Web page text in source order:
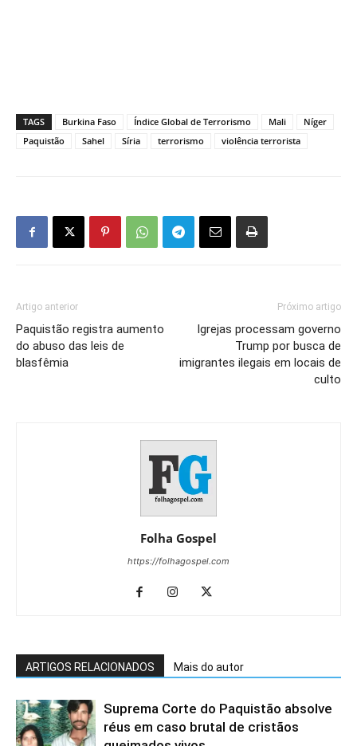
TAGS Burkina Faso Índice Global de Terrorismo Mali
Níger
Paquistão
Sahel Síria terrorismo violência terrorista
Artigo anterior
Paquistão registra aumento
do abuso das leis de
blasfêmia
Próximo artigo
Igrejas processam governo
Trump por busca de
imigrantes ilegais em locais de
culto
Folha Gospel
https://folhagospel.com
ARTIGOS RELACIONADOS Mais do autor
Suprema Corte do Paquistão absolve
réus em caso brutal de cristãos